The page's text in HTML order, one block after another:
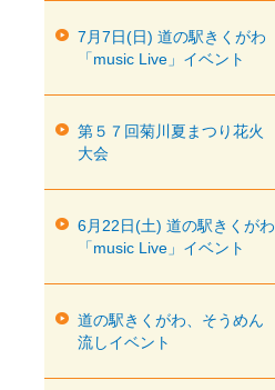
7月7日(日) 道の駅きくがわ
「music Live」イベント
第５７回菊川夏まつり花火
大会
6月22日(土) 道の駅きくがわ
「music Live」イベント
道の駅きくがわ、そうめん
流しイベント